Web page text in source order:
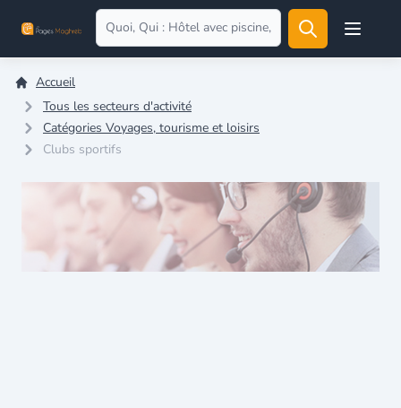
Open
Accueil
Tous les secteurs d'activité
Catégories Voyages, tourisme et loisirs
Clubs sportifs